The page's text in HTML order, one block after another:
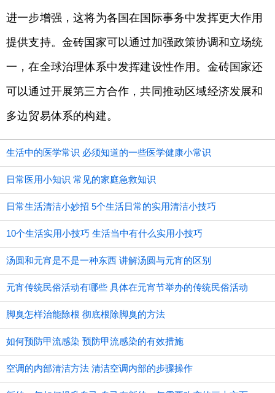
进一步增强，这将为各国在国际事务中发挥更大作用
提供支持。金砖国家可以通过加强政策协调和立场统
一，在全球治理体系中发挥建设性作用。金砖国家还
可以通过开展第三方合作，共同推动区域经济发展和
多边贸易体系的构建。
生活中的医学常识 必须知道的一些医学健康小常识
日常医用小知识 常见的家庭急救知识
日常生活清洁小妙招 5个生活日常的实用清洁小技巧
10个生活实用小技巧 生活当中有什么实用小技巧
汤圆和元宵是不是一种东西 讲解汤圆与元宵的区别
元宵传统民俗活动有哪些 具体在元宵节举办的传统民俗活动
脚臭怎样治能除根 彻底根除脚臭的方法
如何预防甲流感染 预防甲流感染的有效措施
空调的内部清洁方法 清洁空调内部的步骤操作